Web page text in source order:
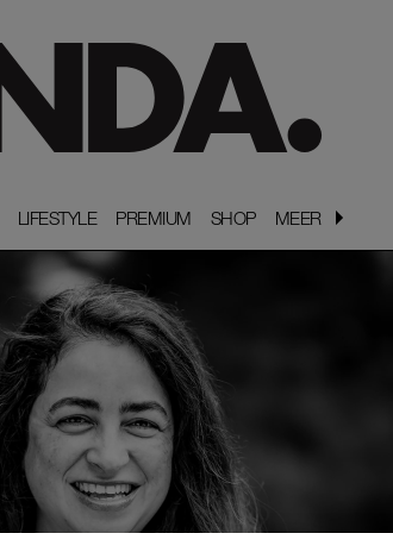
LIFESTYLE
LIFESTYLE PREMIUM
PREMIUM SHOP
SHOP MEER
MEER